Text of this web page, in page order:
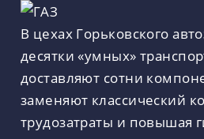
В цехах Горьковского
десятки «умных»
доставляют сотни
заменяют классический
трудозатраты и повышая